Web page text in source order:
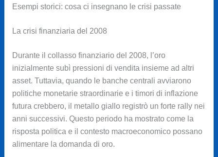
Esempi storici: cosa ci insegnano le crisi passate
La crisi finanziaria del 2008
Durante il collasso finanziario del 2008, l’oro
inizialmente subì pressioni di vendita insieme ad altri
asset. Tuttavia, quando le banche centrali avviarono
politiche monetarie straordinarie e i timori di inflazione
futura crebbero, il metallo giallo registrò un forte rally nei
anni successivi. Questo periodo ha mostrato come la
risposta politica e il contesto macroeconomico possano
alimentare la domanda di oro.